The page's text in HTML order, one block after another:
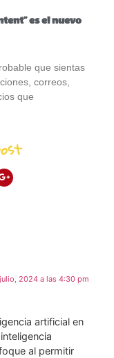
es el nuevo
que sientas
correos,
que
2024 a las 4:30 pm
artificial en
al permitir